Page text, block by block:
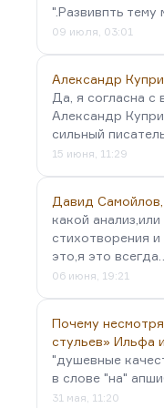
".Развивпть тему
09 июля, 03:01
Александр
Да, я согласна с
Александр
сильный
15 июня, 11:29
Давид
какой
стихотворения
это,я это всегда…
06 июня, 19:21
Почему
стульев» Ильфа
"душевные
в слове "на"
31 мая, 11:20